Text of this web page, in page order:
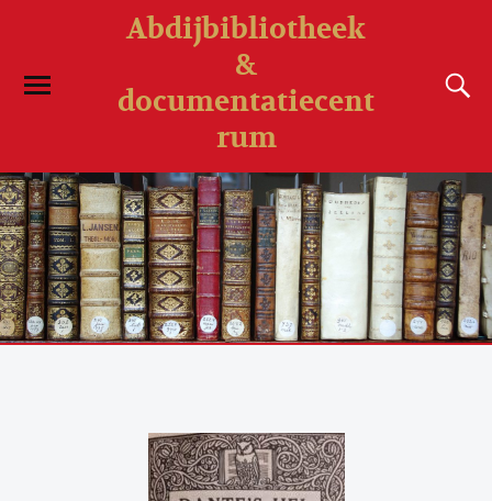
Abdijbibliotheek
&
documentatiecent
rum